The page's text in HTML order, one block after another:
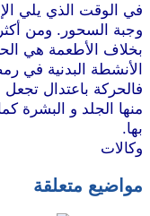
في الوقت الذي يلي
وجبة السحور. ومن
بخلاف الأطعمة هي
الأنشطة البدنية في
فالحركة باعتدال
منها الجلد و البشرة
بها.
وكالات
مواضيع متعلقة